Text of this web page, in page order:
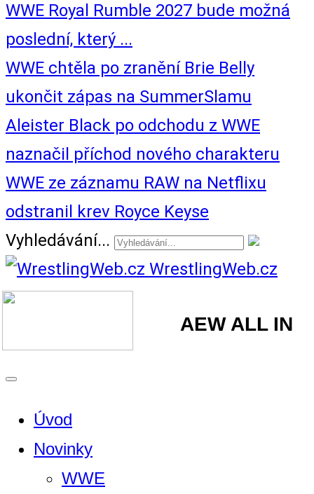
WWE Royal Rumble 2027 bude možná
poslední, který ...
WWE chtěla po zranění Brie Belly
ukončit zápas na SummerSlamu
Aleister Black po odchodu z WWE
naznačil příchod nového charakteru
WWE ze záznamu RAW na Netflixu
odstranil krev Royce Keyse
Vyhledávání...
WrestlingWeb.cz
AEW ALL IN
Úvod
Novinky
WWE